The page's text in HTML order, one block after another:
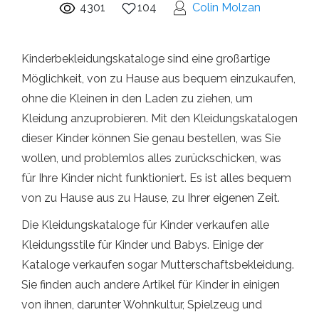
4301 104 Colin Molzan
Kinderbekleidungskataloge sind eine großartige
Möglichkeit, von zu Hause aus bequem einzukaufen,
ohne die Kleinen in den Laden zu ziehen, um
Kleidung anzuprobieren. Mit den Kleidungskatalogen
dieser Kinder können Sie genau bestellen, was Sie
wollen, und problemlos alles zurückschicken, was
für Ihre Kinder nicht funktioniert. Es ist alles bequem
von zu Hause aus zu Hause, zu Ihrer eigenen Zeit.
Die Kleidungskataloge für Kinder verkaufen alle
Kleidungsstile für Kinder und Babys. Einige der
Kataloge verkaufen sogar Mutterschaftsbekleidung.
Sie finden auch andere Artikel für Kinder in einigen
von ihnen, darunter Wohnkultur, Spielzeug und